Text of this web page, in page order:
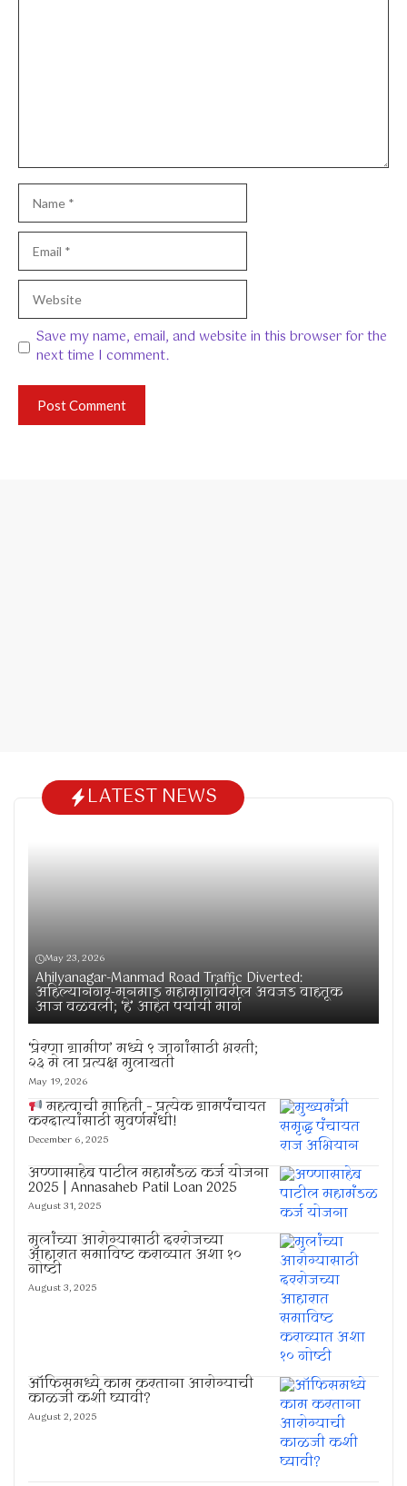
Name
Email
Website
Save my name, email, and website in this browser for the
next time I comment.
LATEST NEWS
May 23, 2026
Ahilyanagar-Manmad Road Traffic Diverted:
अहिल्यानगर-मनमाड महामार्गावरील अवजड वाहतूक
आज वळवली; ‘हे’ आहेत पर्यायी मार्ग
‘प्रेरणा ग्रामीण’ मध्ये ९ जागांसाठी भरती;
२३ मे ला प्रत्यक्ष मुलाखती
May 19, 2026
महत्वाची माहिती – प्रत्येक ग्रामपंचायत
करदात्यांसाठी सुवर्णसंधी!
December 6, 2025
अण्णासाहेब पाटील महामंडळ कर्ज योजना
2025 | Annasaheb Patil Loan 2025
August 31, 2025
मुलांच्या आरोग्यासाठी दररोजच्या
आहारात समाविष्ट कराव्यात अशा १०
गोष्टी
August 3, 2025
ऑफिसमध्ये काम करताना आरोग्याची
काळजी कशी घ्यावी?
August 2, 2025